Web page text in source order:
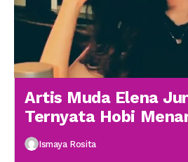
Artis Muda Elena
Ternyata Hobi
Ismaya Rosita